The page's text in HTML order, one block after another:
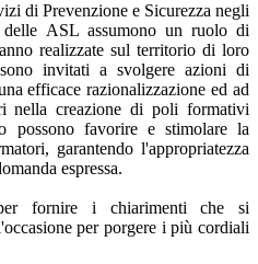
di Prevenzione e Sicurezza negli
ASL assumono un ruolo di
realizzate sul territorio di loro
invitati a svolgere azioni di
efficace razionalizzazione ed ad
nella creazione di poli formativi
possono favorire e stimolare la
garantendo l'appropriatezza
espressa.
fornire i chiarimenti che si
per porgere i più cordiali